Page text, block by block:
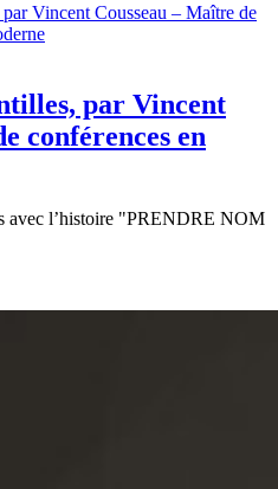
Vincent Cousseau – Maître de
par Vincent
conférences en
avec l’histoire "PRENDRE NOM